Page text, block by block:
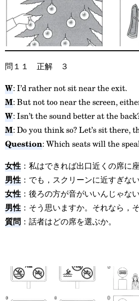
問１１ 正解 ３
W: I’d rather not sit near the exit.
M: But not too near the screen,
W: Isn’t the sound better at the
M: Do you think so? Let’s sit there,
Question: Which seats will the
女性 ：私はできれば出口近くの席に
男性 ：でも，スクリーンに近すぎな
女性 ：後ろの方が音がいいんじゃない
男性 ：そう思いますか。それなら，
質問 ：話者はどの席を選ぶか。